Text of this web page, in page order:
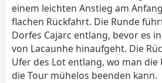
einem leichten Anstieg am
flachen Rückfahrt. Die Runde
Dorfes Cajarc entlang, bevor es
von Lacaunhe hinaufgeht. Die
Ufer des Lot entlang, wo man
die Tour mühelos beenden kann.